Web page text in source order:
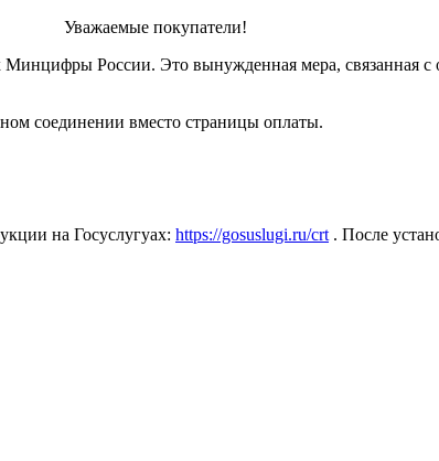
Уважаемые покупатели!
России. Это вынужденная мера, связанная с
соединении вместо страницы оплаты.
на Госуслугуах: https://gosuslugi.ru/crt . После